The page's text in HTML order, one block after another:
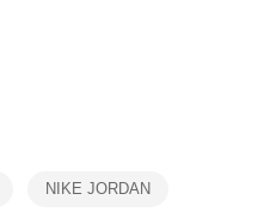
簡訊。
簡訊中的連結，可透過四大超商／
方視為交易完成。
之結帳頁面顯示為準，若有關於
關疑問，請聯繫「AFTEE先享後付
support/home
免運費
NIKE JORDAN